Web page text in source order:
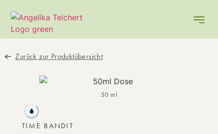
Zurück zur Produktübersicht
TIME BANDIT
50 ml